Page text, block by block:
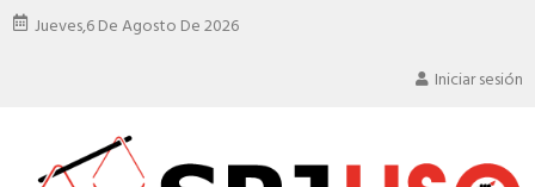
Jueves,6 De Agosto De 2026
Iniciar sesión